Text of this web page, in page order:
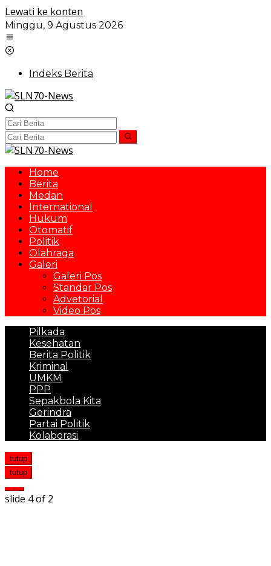
Lewati ke konten
Minggu, 9 Agustus 2026
Indeks Berita
Home
Berita
Medan
International
Hukum
Otomatif
Politik
Olahraga
Galeri
Galeri Pos
Standar Pos
Advetorial
Video Pos
Pilkada
Kesehatan
Berita Politik
Kriminal
UMKM
PPP
Sepakbola Kita
Gerindra
Partai Politik
Kolaborasi
tutup
tutup
slide 4of 2